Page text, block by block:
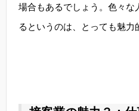
場合もあるでしょう。色々な
るというのは、とっても魅力